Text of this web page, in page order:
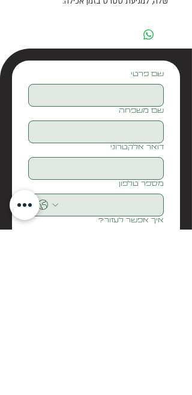
בבסיס עם קוטר זהה.
מתאים לכל סוג של מזון.
או קטן יותר.
שם פרטי
שם משפחה
דואר אלקטרוני
מספר טלפון
איך אפשר לעזור?